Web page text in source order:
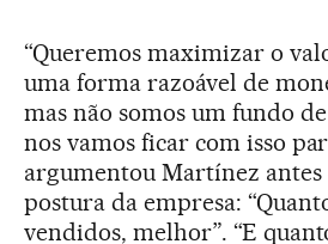
“Queremos maximizar o
uma forma razoável de
mas não somos um fundo
nos vamos ficar com isso
argumentou Martínez
postura da empresa:
vendidos, melhor”. “E